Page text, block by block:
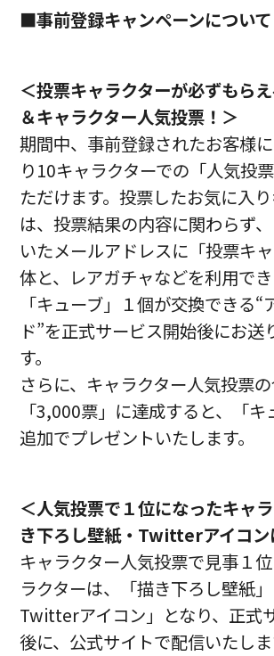
■事前登録キャンペーンについて
＜投票キャラクターが必ずもら
＆キャラクター人気投票！＞
期間中、事前登録されたお客様
り10キャラクターでの「人気投
ただけます。投票したお気に入
は、投票結果の内容に関わらず
いたメールアドレスに「投票キ
体と、レアガチャなどを利用で
「キューブ」１個が交換できる“
ド”を正式サービス開始後にお送
す。
さらに、キャラクター人気投票
「3,000票」に達成すると、「
追加でプレゼントいたします。
＜人気投票で１位になったキャ
き下ろし壁紙・Twitterアイコン
キャラクター人気投票で見事１
ラクターは、「描き下ろし壁紙
Twitterアイコン」となり、正式
後に、公式サイトで配信いたしま